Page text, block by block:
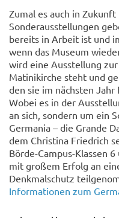
Zumal es auch in
Sonderausstellungen
bereits in Arbeit ist und
wenn das Museum
wird eine Ausstellung zur
Matinikirche steht und
den sie im nächsten
Wobei es in der
an sich, sondern um ein
Germania – die Grande
dem Christina Friedrich
Börde-Campus-Klassen
mit großem Erfolg an
Denkmalschutz
Informationen zum